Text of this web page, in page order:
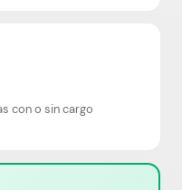
con o sin cargo